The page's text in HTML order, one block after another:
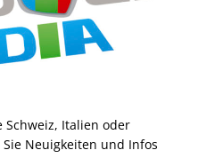
Schweiz, Italien oder
Neuigkeiten und Infos